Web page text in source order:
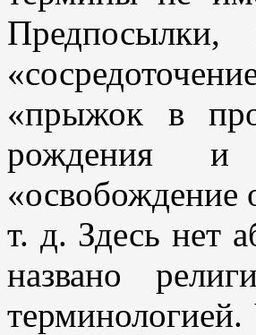
«прыжок в
рождения и
«освобождение
т. д. Здесь нет
названо
терминологией.